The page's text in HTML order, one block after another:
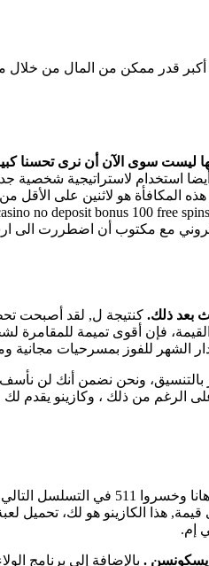
سوى الآن أن نرى تحسنا كبيرا
استخدام لاستراتيجية شخصية
هذه المكافأة هو لاثنين على
مع مكتوب أن اضطررت
بعد ذلك. كنتيجة ل, لقد أصبحت
فإن أقوى تميمة
الشهر للفوز بمسرحيات
خط دفع بينما يستخدم الآخر 243 طريقة مربحة
الرغم من ذلك ، وكازينو
قيمة, هذا الكازينو هو لك،
إم.
.